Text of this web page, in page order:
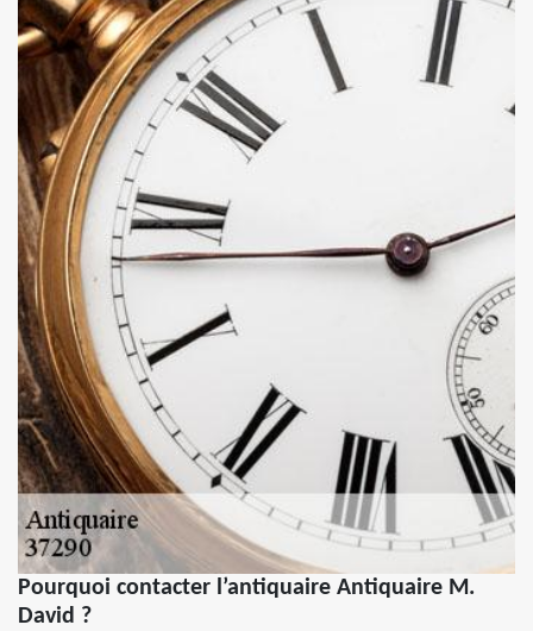
Pourquoi contacter l’antiquaire Antiquaire M.
David ?